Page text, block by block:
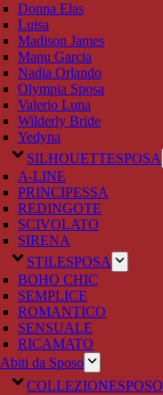
Donna Elas
Luisa
Madison James
Manu Garcia
Nadia Orlando
Olympia Sposa
Valerio Luna
Wilderly Bride
Yedyna
SILHOUETTESPOSA
A-LINE
PRINCIPESSA
REDINGOTE
SCIVOLATO
SIRENA
STILESPOSA
BOHO CHIC
SEMPLICE
ROMANTICO
SENSUALE
RICAMATO
Abiti da Sposo
COLLEZIONESPOSO